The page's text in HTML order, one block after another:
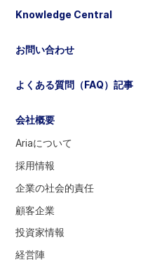
択
だ
会社概要
Ariaについて
採用情報
企業の社会的責任
顧客企業
投資家情報
経営陣
Knowledge Central
お問い合わせ
よくある質問（FAQ）記事